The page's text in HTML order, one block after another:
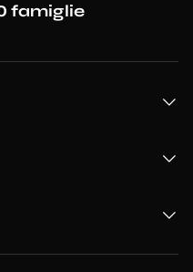
famiglie